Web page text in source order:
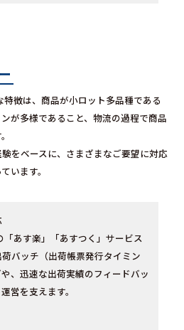
徴は、商品が小ロット多品種である
が多様であること、物流の過程で商品
をベースに、さまざまなご要望に対応
います。
「あす楽」「あすつく」サービス
バッチ（出荷帳票発行タイミン
、迅速な出荷実績のフィードバッ
営を支えます。